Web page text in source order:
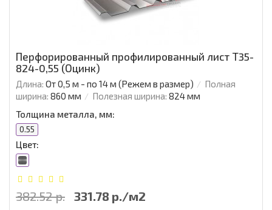
Перфорированный профилированный лист Т35-
824-0,55 (Оцинк)
Длина: От 0,5 м - по 14 м (Режем в размер)
Полная
ширина: 860 мм Полезная ширина: 824 мм
Толщина металла, мм:
0.55
Цвет:
382.52 р. 331.78 р./м2